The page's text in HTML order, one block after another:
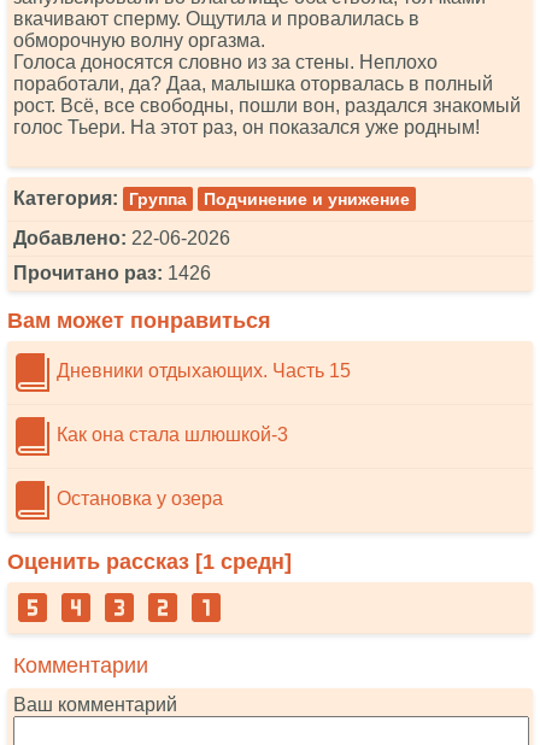
вкачивают сперму. Ощутила и провалилась в
обморочную волну оргазма.
Голоса доносятся словно из за стены. Неплохо
поработали, да? Даа, малышка оторвалась в полный
рост. Всё, все свободны, пошли вон, раздался знакомый
голос Тьери. На этот раз, он показался уже родным!
Категория: Группа Подчинение и унижение
Добавлено: 22-06-2026
Прочитано раз: 1426
Вам может понравиться
Дневники отдыхающих. Часть 15
Как она стала шлюшкой-3
Остановка у озера
Оценить рассказ [1 средн]
Комментарии
Ваш комментарий